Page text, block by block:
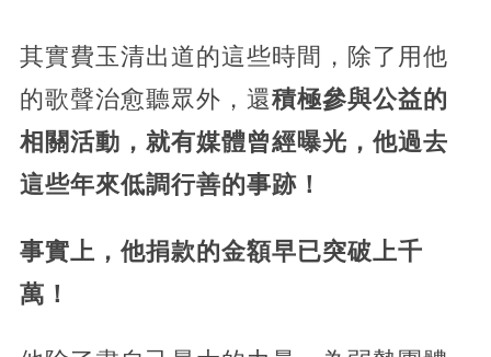
其實費玉清出道的這些時間，除了用他
的歌聲治愈聽眾外，還積極參與公益的
相關活動，就有媒體曾經曝光，他過去
這些年來低調行善的事跡！
事實上，他捐款的金額早已突破上千
萬！